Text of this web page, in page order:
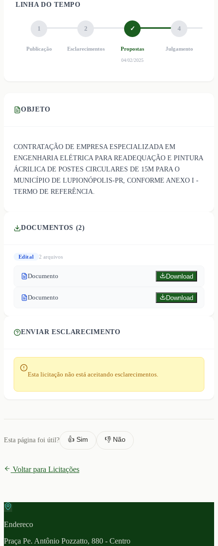
LINHA DO TEMPO
1
Publicação
2
Esclarecimentos
✓
Propostas
04/02/2025
4
Julgamento
OBJETO
CONTRATAÇÃO DE EMPRESA ESPECIALIZADA EM
ENGENHARIA ELÉTRICA PARA READEQUAÇÃO E PINTURA
ÁCRILICA DE POSTES CIRCULARES DE 15M PARA O
MUNICÍPIO DE LUPIONÓPOLIS-PR, CONFORME ANEXO I -
TERMO DE REFERÊNCIA.
DOCUMENTOS (2)
Edital 2 arquivos
Documento Download
Documento Download
ENVIAR ESCLARECIMENTO
Esta licitação não está aceitando esclarecimentos.
Esta página foi útil? 👍 Sim 👎 Não
Voltar para Licitações
Endereco
Praça Pe. Antônio Pozzatto, 880 - Centro